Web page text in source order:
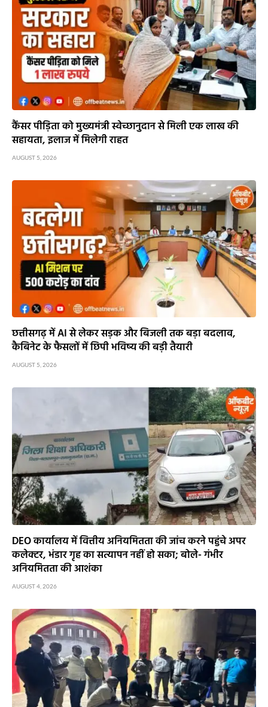
कैंसर पीड़िता को मुख्यमंत्री स्वेच्छानुदान से मिली एक लाख की
सहायता, इलाज में मिलेगी राहत
AUGUST 5, 2026
छत्तीसगढ़ में AI से लेकर सड़क और बिजली तक बड़ा बदलाव,
कैबिनेट के फैसलों में छिपी भविष्य की बड़ी तैयारी
AUGUST 5, 2026
DEO कार्यालय में वित्तीय अनियमितता की जांच करने पहुंचे अपर
कलेक्टर, भंडार गृह का सत्यापन नहीं हो सका; बोले- गंभीर
अनियमितता की आशंका
AUGUST 4, 2026